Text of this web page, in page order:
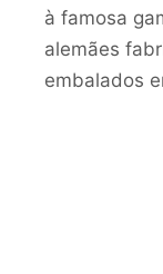
à famosa
alemães
embalados